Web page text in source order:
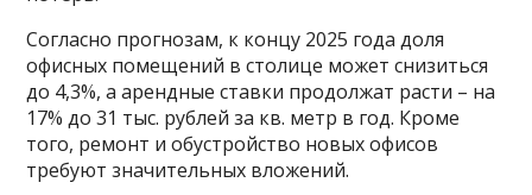
Согласно прогнозам, к концу 2025 года доля
офисных помещений в столице может снизиться
до 4,3%, а арендные ставки продолжат расти – на
17% до 31 тыс. рублей за кв. метр в год. Кроме
того, ремонт и обустройство новых офисов
требуют значительных вложений.